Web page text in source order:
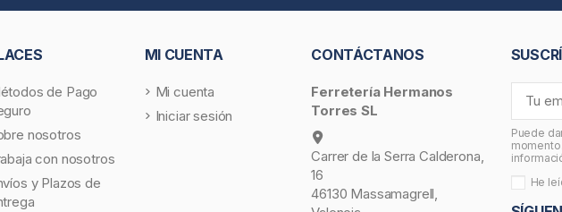
de Pago
nosotros
con nosotros
y Plazos de
MI CUENTA
Mi cuenta
Iniciar sesión
CONTÁCTANOS
Ferretería Hermanos
Torres SL
Carrer de la Serra Calderona,
16
46130 Massamagrell,
Puede
He